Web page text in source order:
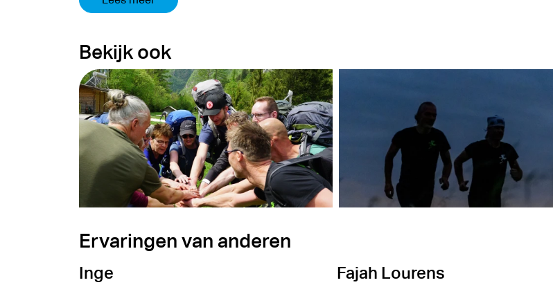
Bekijk ook
Follow Me
Modules
Wim Hof
Ervaringen van anderen
Inge Fajah Lourens